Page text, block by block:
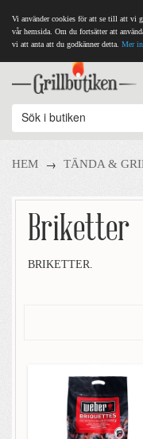
Vi använder cookies för att se till att vi
vår hemsida. Om du fortsätter att
vi att anta att du godkänner detta. Mer
HEM → TÄNDA &
Briketter
BRIKETTER.